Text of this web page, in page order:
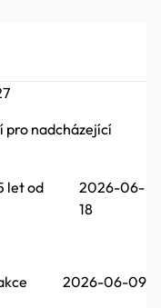
pro nadcházející
let od
2026-06-
18
2026-06-09